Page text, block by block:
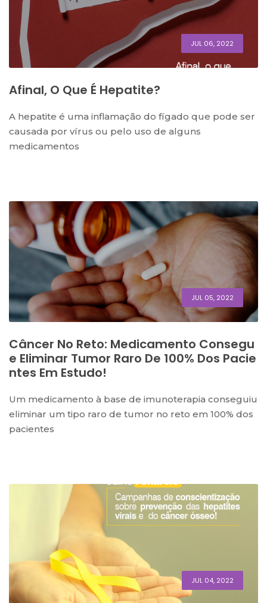
JUL 06, 2022
Afinal, O Que É Hepatite?
A hepatite é uma inflamação do fígado que pode ser
causada por vírus ou pelo uso de alguns
medicamentos
JUL 05, 2022
Câncer No Reto: Medicamento Consegu
E Eliminar Tumor Raro De 100% Dos Pacie
Ntes Em Estudo!
Um medicamento à base de imunoterapia conseguiu
eliminar um tipo raro de tumor no reto em 100% dos
pacientes
JUL 04, 2022